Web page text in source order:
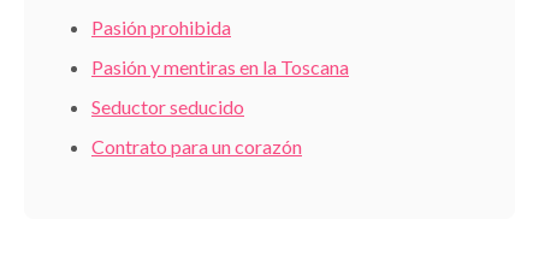
Pasión prohibida
Pasión y mentiras en la Toscana
Seductor seducido
Contrato para un corazón